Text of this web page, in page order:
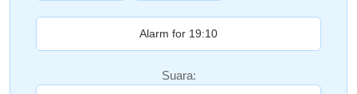
Suara: